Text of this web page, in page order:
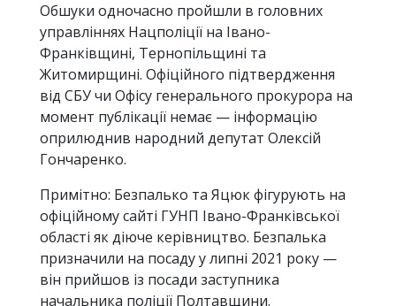
Обшуки одночасно пройшли в головних
управліннях Нацполіції на Івано-
Франківщині, Тернопільщині та
Житомирщині. Офіційного підтвердження
від СБУ чи Офісу генерального прокурора на
момент публікації немає — інформацію
оприлюднив народний депутат Олексій
Гончаренко.
Примітно: Безпалько та Яцюк фігурують на
офіційному сайті ГУНП Івано-Франківської
області як діюче керівництво. Безпалька
призначили на посаду у липні 2021 року —
він прийшов із посади заступника
начальника поліції Полтавщини.